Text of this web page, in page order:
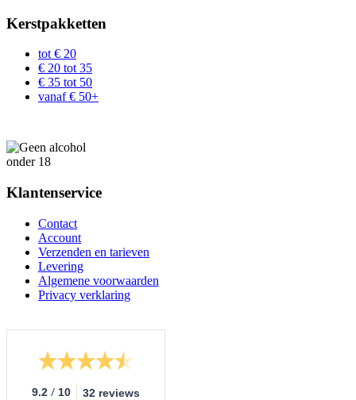
Kerstpakketten
tot € 20
€ 20 tot 35
€ 35 tot 50
vanaf € 50+
Klantenservice
Contact
Account
Verzenden en tarieven
Levering
Algemene voorwaarden
Privacy verklaring
9.2 / 10 32 reviews